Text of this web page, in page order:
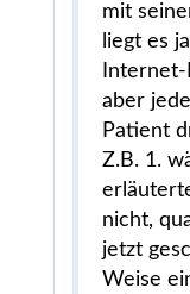
mit
liegt es
aber
Patient
Z.B. 1.
nicht,
jetzt
Weise